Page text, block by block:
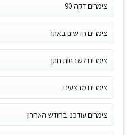
צימרים דקה 90
צימרים חדשים באתר
צימרים לשבתות חתן
צימרים מבצעים
צימרים עודכנו בחודש האחרון